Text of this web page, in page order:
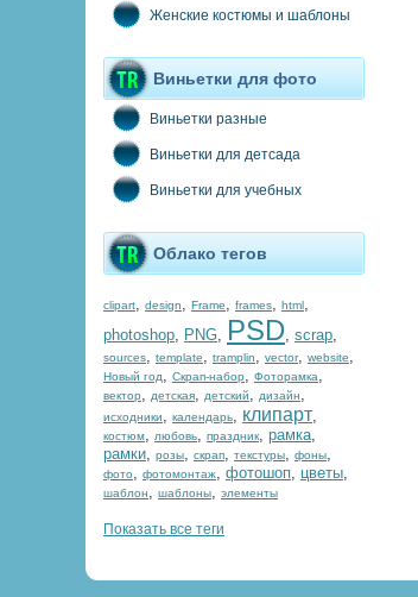
Женские костюмы и шаблоны
Виньетки для фото
Виньетки разные
Виньетки для детсада
Виньетки для учебных
Облако тегов
clipart, design, Frame, frames, html,
photoshop, PNG, PSD, scrap,
sources, template, tramplin, vector, website,
Новый год, Скрап-набор, Фоторамка,
вектор, детская, детский, дизайн,
исходники, календарь, клипарт,
костюм, любовь, праздник, рамка,
рамки, розы, скрап, текстуры, фоны,
фото, фотомонтаж, фотошоп, цветы,
шаблон, шаблоны, элементы
Показать все теги